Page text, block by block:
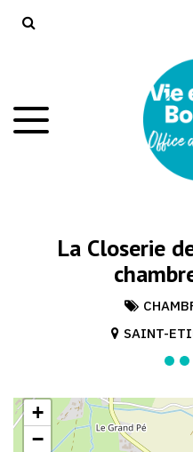
Aller
à
La Closerie
SAINT-
+
−